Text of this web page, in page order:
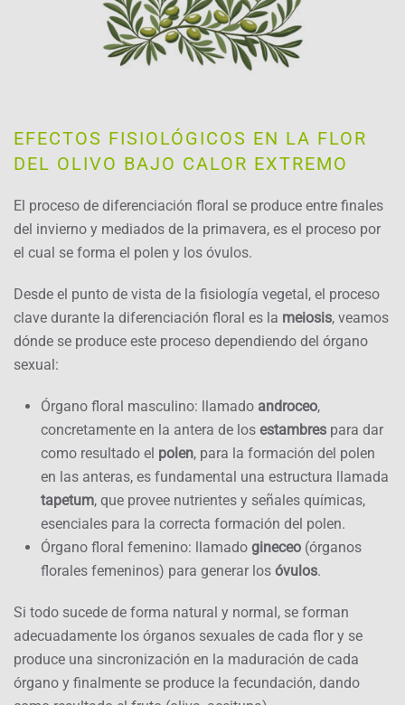
EFECTOS FISIOLÓGICOS EN LA FLOR
DEL OLIVO BAJO CALOR EXTREMO
El proceso de diferenciación floral se produce entre finales
del invierno y mediados de la primavera, es el proceso por
el cual se forma el polen y los óvulos.
Desde el punto de vista de la fisiología vegetal, el proceso
clave durante la diferenciación floral es la meiosis, veamos
dónde se produce este proceso dependiendo del órgano
sexual:
Órgano floral masculino: llamado androceo,
concretamente en la antera de los estambres para dar
como resultado el polen, para la formación del polen
en las anteras, es fundamental una estructura llamada
tapetum, que provee nutrientes y señales químicas,
esenciales para la correcta formación del polen.
Órgano floral femenino: llamado gineceo (órganos
florales femeninos) para generar los óvulos.
Si todo sucede de forma natural y normal, se forman
adecuadamente los órganos sexuales de cada flor y se
produce una sincronización en la maduración de cada
órgano y finalmente se produce la fecundación, dando